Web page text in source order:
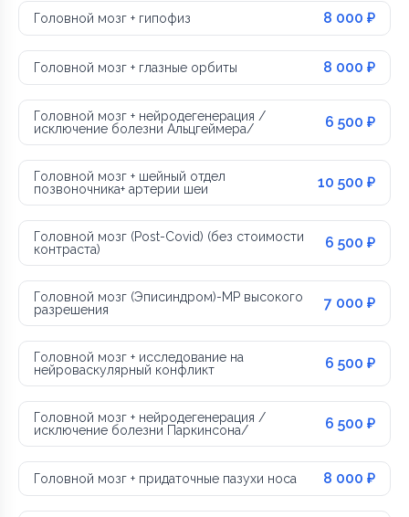
Головной мозг + гипофиз 8 000 ₽
Головной мозг + глазные орбиты 8 000 ₽
Головной мозг + нейродегенерация /
исключение болезни Альцгеймера/
6 500 ₽
Головной мозг + шейный отдел
позвоночника+ артерии шеи
10 500 ₽
Головной мозг (Post-Covid) (без стоимости
контраста)
6 500 ₽
Головной мозг (Эписиндром)-МР высокого
разрешения
7 000 ₽
Головной мозг + исследование на
нейроваскулярный конфликт
6 500 ₽
Головной мозг + нейродегенерация /
исключение болезни Паркинсона/
6 500 ₽
Головной мозг + придаточные пазухи носа 8 000 ₽